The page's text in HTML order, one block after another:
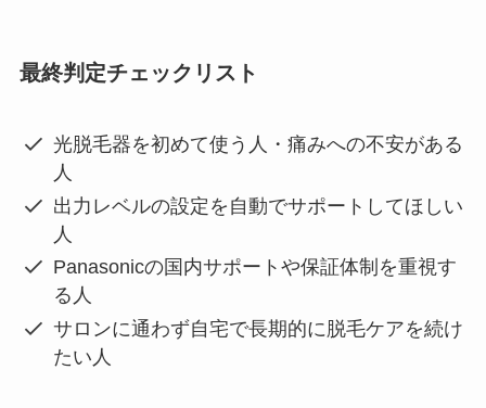
最終判定チェックリスト
光脱毛器を初めて使う人・痛みへの不安がある
人
出力レベルの設定を自動でサポートしてほしい
人
Panasonicの国内サポートや保証体制を重視す
る人
サロンに通わず自宅で長期的に脱毛ケアを続け
たい人